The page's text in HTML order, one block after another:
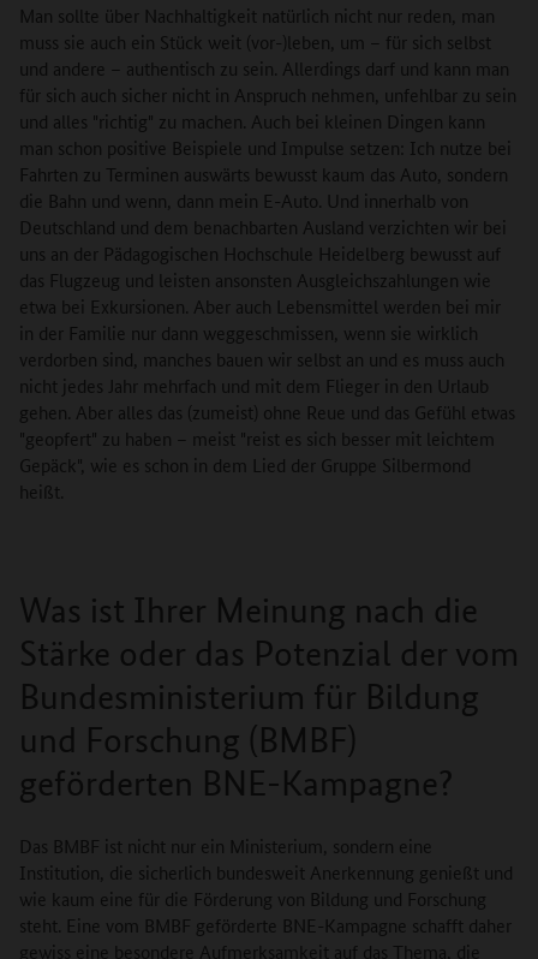
Man sollte über Nachhaltigkeit natürlich nicht nur reden, man
muss sie auch ein Stück weit (vor-)leben, um – für sich selbst
und andere – authentisch zu sein. Allerdings darf und kann man
für sich auch sicher nicht in Anspruch nehmen, unfehlbar zu sein
und alles "richtig" zu machen. Auch bei kleinen Dingen kann
man schon positive Beispiele und Impulse setzen: Ich nutze bei
Fahrten zu Terminen auswärts bewusst kaum das Auto, sondern
die Bahn und wenn, dann mein E-Auto. Und innerhalb von
Deutschland und dem benachbarten Ausland verzichten wir bei
uns an der Pädagogischen Hochschule Heidelberg bewusst auf
das Flugzeug und leisten ansonsten Ausgleichszahlungen wie
etwa bei Exkursionen. Aber auch Lebensmittel werden bei mir
in der Familie nur dann weggeschmissen, wenn sie wirklich
verdorben sind, manches bauen wir selbst an und es muss auch
nicht jedes Jahr mehrfach und mit dem Flieger in den Urlaub
gehen. Aber alles das (zumeist) ohne Reue und das Gefühl etwas
"geopfert" zu haben – meist "reist es sich besser mit leichtem
Gepäck", wie es schon in dem Lied der Gruppe Silbermond
heißt.
Was ist Ihrer Meinung nach die
Stärke oder das Potenzial der vom
Bundesministerium für Bildung
und Forschung (BMBF)
geförderten BNE-Kampagne?
Das BMBF ist nicht nur ein Ministerium, sondern eine
Institution, die sicherlich bundesweit Anerkennung genießt und
wie kaum eine für die Förderung von Bildung und Forschung
steht. Eine vom BMBF geförderte BNE-Kampagne schafft daher
gewiss eine besondere Aufmerksamkeit auf das Thema, die